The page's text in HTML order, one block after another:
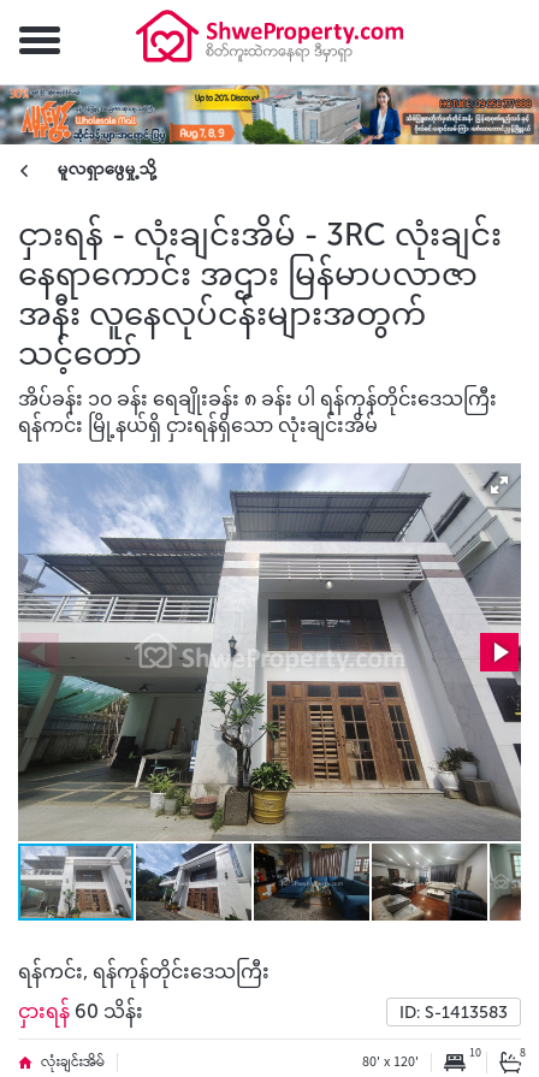
ငှားရန် - လုံးချင်းအိမ် - 3RC လုံးချင်း
နေရာကောင်း အဌား မြန်မာပလာဇာ
အနီး လူနေလုပ်ငန်းများအတွက်
သင့်တော်
အိပ်ခန်း ၁၀ ခန်း ရေချိုးခန်း ၈ ခန်း ပါ ရန်ကုန်တိုင်းဒေသကြီး
ရန်ကင်း မြို့နယ်ရှိ ငှားရန်ရှိသော လုံးချင်းအိမ်
မူလရှာဖွေမှု့သို့
ရန်ကင်း, ရန်ကုန်တိုင်းဒေသကြီး
ငှားရန် 60 သိန်း ID: S-1413583
လုံးချင်းအိမ် 80' x 120' 10 8